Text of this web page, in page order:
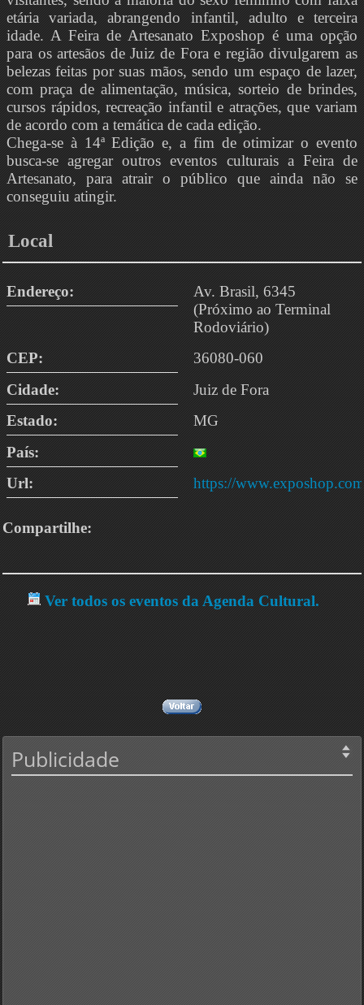
etária variada, abrangendo infantil, adulto e terceira
idade. A Feira de Artesanato Exposhop é uma opção
para os artesãos de Juiz de Fora e região divulgarem as
belezas feitas por suas mãos, sendo um espaço de lazer,
com praça de alimentação, música, sorteio de brindes,
cursos rápidos, recreação infantil e atrações, que variam
de acordo com a temática de cada edição.
Chega-se à 14ª Edição e, a fim de otimizar o evento
busca-se agregar outros eventos culturais a Feira de
Artesanato, para atrair o público que ainda não se
conseguiu atingir.
Local
Endereço:
Av. Brasil, 6345
(Próximo ao Terminal
Rodoviário)
CEP:
36080-060
Cidade:
Juiz de Fora
Estado:
MG
País:
Url:
https://
Compartilhe:
Ver todos os eventos da Agenda Cultural.
Publicidade